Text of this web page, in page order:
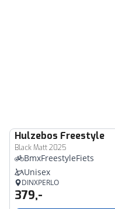
Hulzebos Freestyle
Black Matt 2025
BmxFreestyleFiets
Unisex
DINXPERLO
379,-